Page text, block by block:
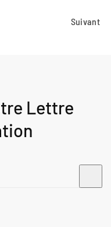
Suivant
Lettre